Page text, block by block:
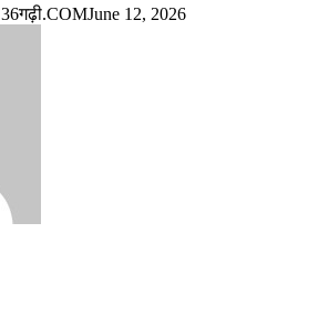
36गढ़ी.COMJune 12, 2026